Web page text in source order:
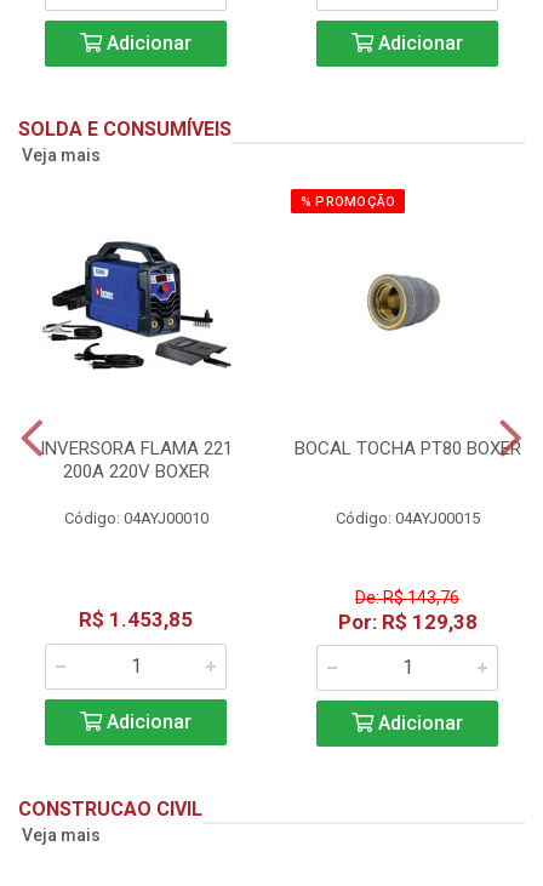
Adicionar Adicionar
SOLDA E CONSUMÍVEIS
Veja mais
INVERSORA FLAMA 221
200A 220V BOXER
Código: 04AYJ00010
R$ 1.453,85
Adicionar
% PROMOÇÃO
BOCAL TOCHA PT80 BOXER
Código: 04AYJ00015
De: R$ 143,76
Por: R$ 129,38
Adicionar
CONSTRUCAO CIVIL
Veja mais